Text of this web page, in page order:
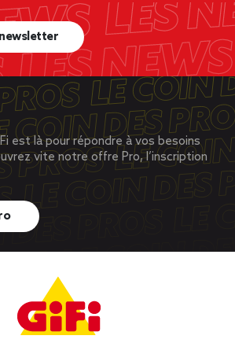
est là pour répondre à vos besoins
vite notre offre Pro, l’inscription